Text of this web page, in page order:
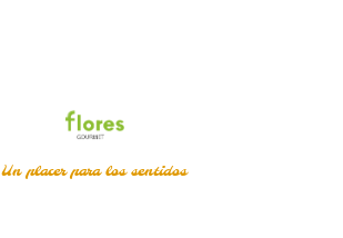
Un placer para los sentidos